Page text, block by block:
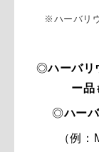
※ハーバリ
◎ハーバリ
ー品
◎ハー
（例